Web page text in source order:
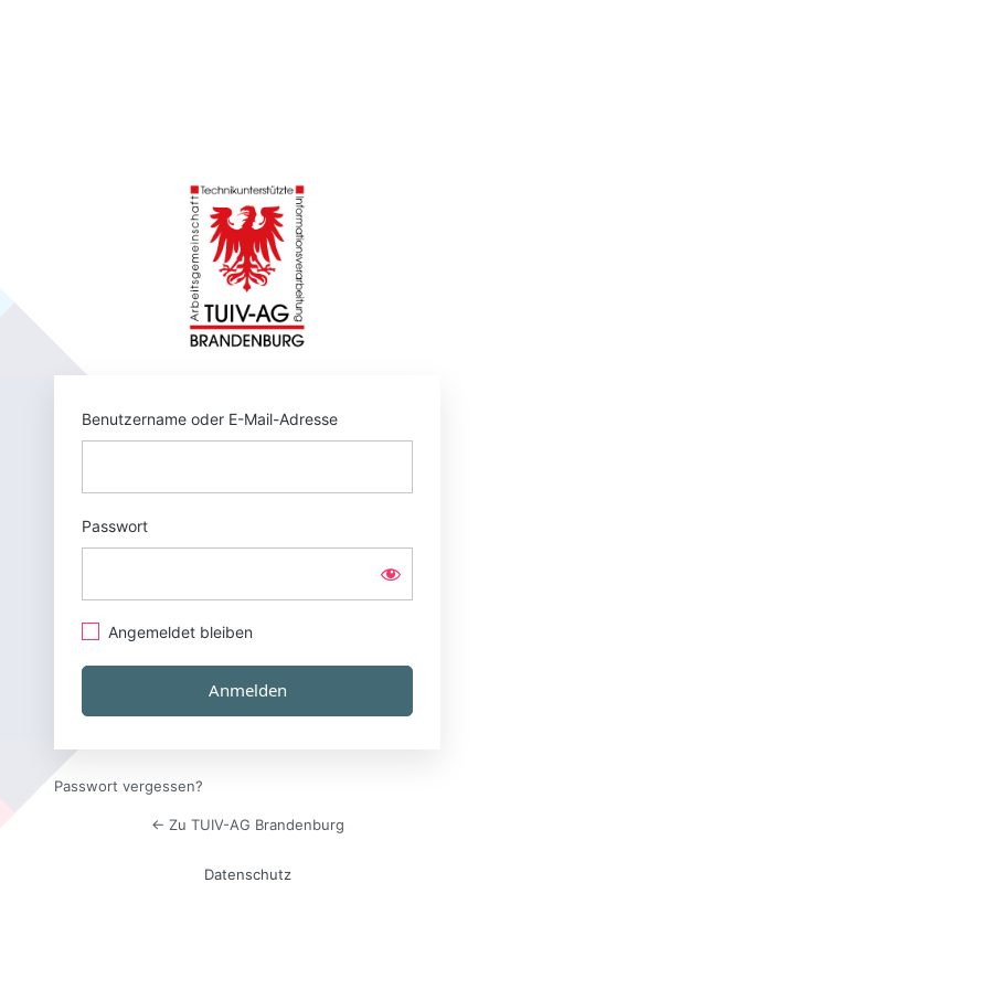
Benutzername oder E-Mail-Adresse
Passwort
Angemeldet bleiben
Passwort vergessen?
← Zu TUIV-AG Brandenburg
Datenschutz